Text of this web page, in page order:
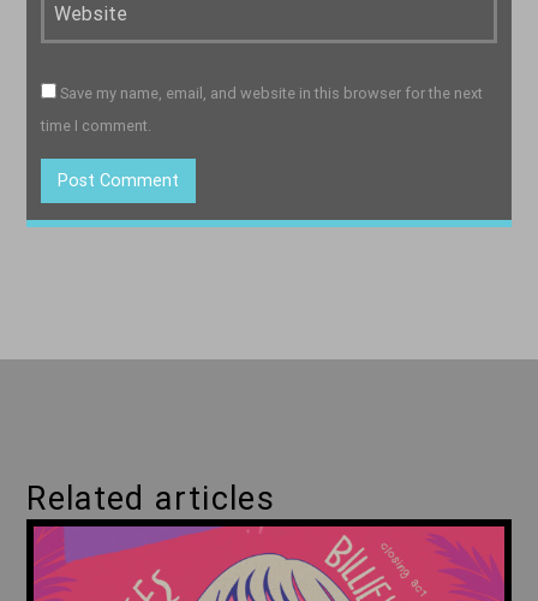
Save my name, email, and website in this browser for the next
time I comment.
Related articles